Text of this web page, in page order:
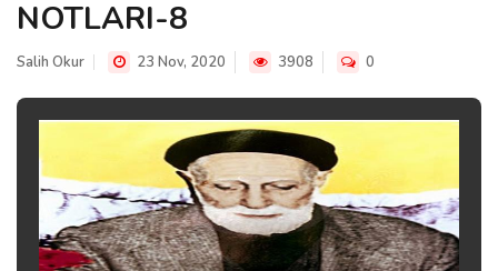
NOTLARI-8
Salih Okur 23 Nov, 2020 3908 0